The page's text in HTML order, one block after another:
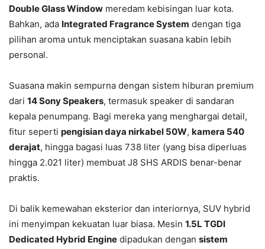
Double Glass Window meredam kebisingan luar kota.
Bahkan, ada Integrated Fragrance System dengan tiga
pilihan aroma untuk menciptakan suasana kabin lebih
personal.
Suasana makin sempurna dengan sistem hiburan premium
dari 14 Sony Speakers, termasuk speaker di sandaran
kepala penumpang. Bagi mereka yang menghargai detail,
fitur seperti pengisian daya nirkabel 50W, kamera 540
derajat, hingga bagasi luas 738 liter (yang bisa diperluas
hingga 2.021 liter) membuat J8 SHS ARDIS benar-benar
praktis.
Di balik kemewahan eksterior dan interiornya, SUV hybrid
ini menyimpan kekuatan luar biasa. Mesin 1.5L TGDI
Dedicated Hybrid Engine dipadukan dengan sistem